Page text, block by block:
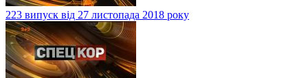
223 випуск від 27 листопада 2018 року